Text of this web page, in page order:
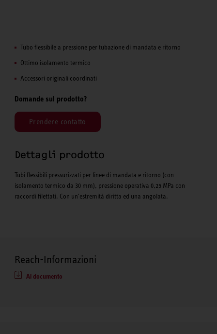
Tubo flessibile a pressione per tubazione di mandata e ritorno
Ottimo isolamento termico
Accessori originali coordinati
Domande sul prodotto?
Prendere contatto
Dettagli prodotto
Tubi flessibili pressurizzati per linee di mandata e ritorno (con
isolamento termico da 30 mm), pressione operativa 0,25 MPa con
raccordi filettati. Con un'estremità diritta ed una angolata.
Reach-Informazioni
Al documento